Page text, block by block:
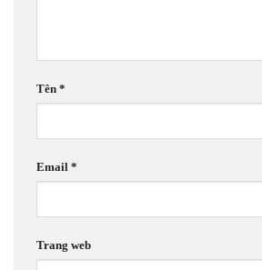
Tên *
Email *
Trang web